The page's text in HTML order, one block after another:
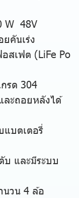
W 48V
คันเร่ง
สเฟต (LiFe Po
รด 304
ละถอยหลังได้
แบตเตอรี่
บ และมีระบบ
นวน 4 ล้อ